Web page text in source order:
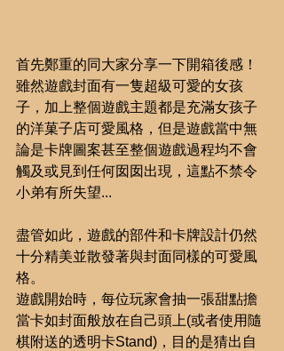
首先鄭重的同大家分享一下開箱後感！
雖然遊戲封面有一隻超級可愛的女孩
子，加上整個遊戲主題都是充滿女孩子
的洋菓子店可愛風格，但是遊戲當中無
論是卡牌圖案甚至整個遊戲過程均不會
觸及或見到任何囡囡出現，這點不禁令
小弟有所失望...
盡管如此，遊戲的部件和卡牌設計仍然
十分精美並散發著與封面同樣的可愛風
格。
遊戲開始時，每位玩家會抽一張甜點擔
當卡如封面般放在自己頭上(或者使用隨
棋附送的透明卡Stand)，目的是猜出自